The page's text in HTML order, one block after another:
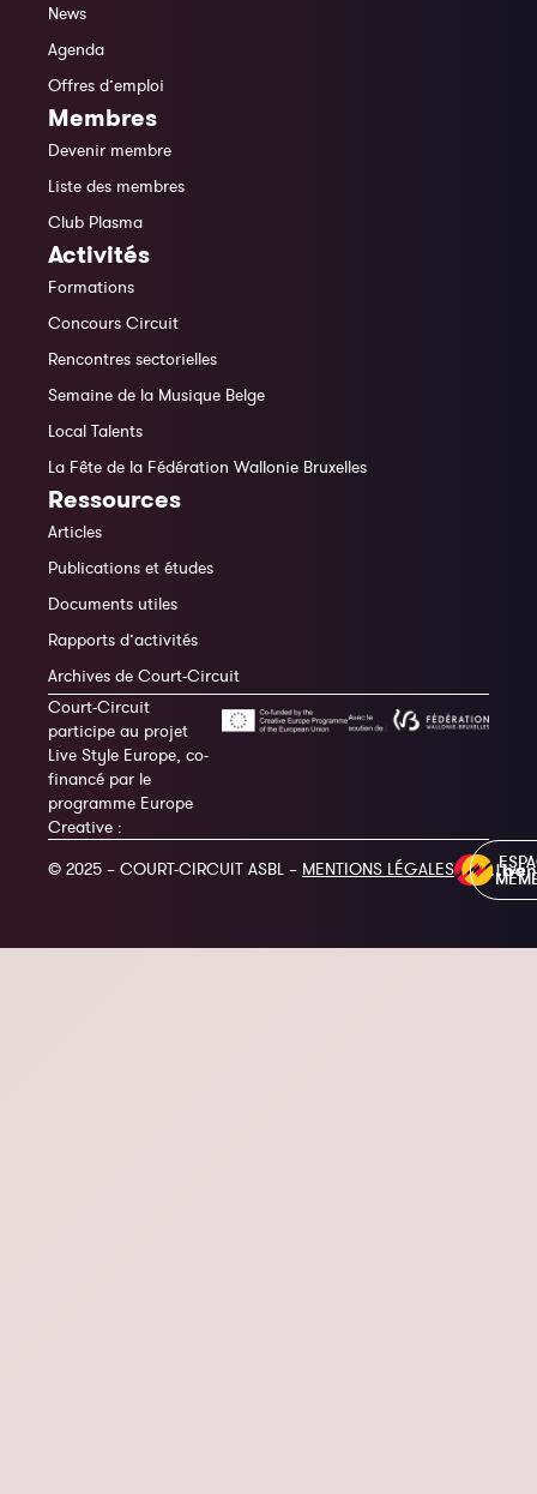
News
Agenda
Offres d’emploi
Membres
Devenir membre
Liste des membres
Club Plasma
Activités
Formations
Concours Circuit
Rencontres sectorielles
Semaine de la Musique Belge
Local Talents
La Fête de la Fédération Wallonie Bruxelles
Ressources
Articles
Publications et études
Documents utiles
Rapports d’activités
Archives de Court-Circuit
Court-Circuit
participe au projet
Live Style Europe, co-
financé par le
programme Europe
Creative :
© 2025 – COURT-CIRCUIT ASBL – MENTIONS LÉGALES